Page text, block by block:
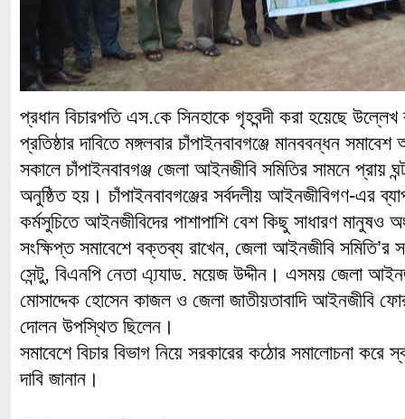
প্রধান বিচারপতি এস.কে সিনহাকে গৃহবন্দী করা হয়েছে উল্লেখ
প্রতিষ্ঠার দাবিতে মঙ্গলবার চাঁপাইনবাবগঞ্জে মানববন্ধন
সকালে চাঁপাইনবাবগঞ্জ জেলা আইনজীবি সমিতির সামনে প্রায়
অনুষ্ঠিত হয়। চাঁপাইনবাবগঞ্জের সর্বদলীয় আইনজীবিগণ-এর
কর্মসুচিতে আইনজীবিদের পাশাপাশি বেশ কিছু সাধারণ
সংক্ষিপ্ত সমাবেশে বক্তব্য রাখেন, জেলা আইনজীবি
সেন্টু, বিএনপি নেতা এ্য্যাড. ময়েজ উদ্দীন। এসময় জেলা
মোসাদ্দেক হোসেন কাজল ও জেলা জাতীয়তাবাদি আইনজীবি
দোলন উপস্থিত ছিলেন।
সমাবেশে বিচার বিভাগ নিয়ে সরকারের কঠোর সমালোচনা করে
দাবি জানান।